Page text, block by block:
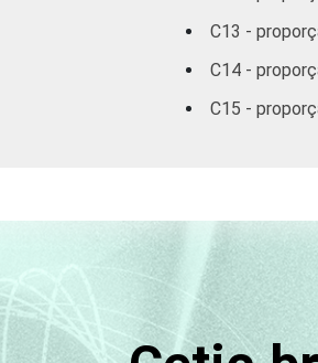
C13 -
C14 -
C15 -